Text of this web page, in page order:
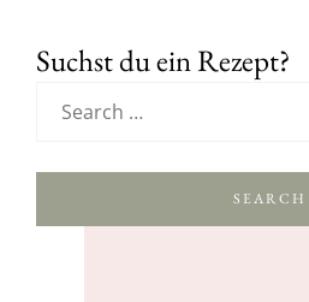
Suchst du ein Rezept?
SEARCH